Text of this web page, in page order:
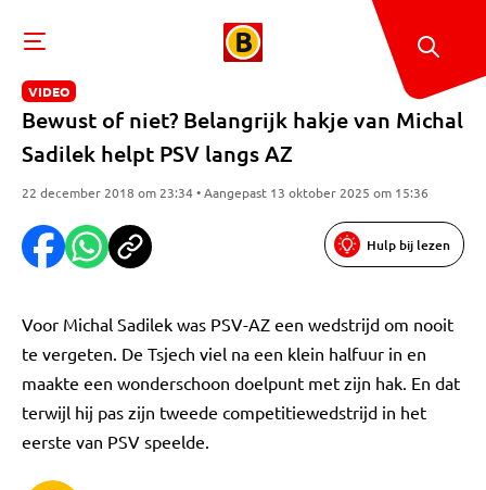
VIDEO
Bewust of niet? Belangrijk hakje van Michal
Sadilek helpt PSV langs AZ
22 december 2018 om 23:34 • Aangepast 13 oktober 2025 om 15:36
Hulp bij lezen
Voor Michal Sadilek was PSV-AZ een wedstrijd om nooit
te vergeten. De Tsjech viel na een klein halfuur in en
maakte een wonderschoon doelpunt met zijn hak. En dat
terwijl hij pas zijn tweede competitiewedstrijd in het
eerste van PSV speelde.